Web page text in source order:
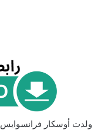
ولدت أوسكار